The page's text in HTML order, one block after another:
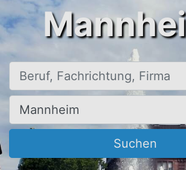
Beruf, Fachrichtung, Firma
Ort, Stadt
Suchen